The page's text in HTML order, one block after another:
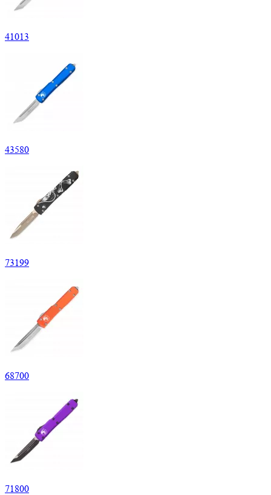
41013
43580
73199
68700
71800